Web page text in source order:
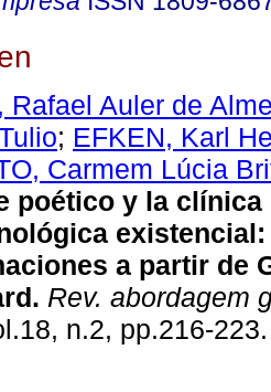
Rafael Auler de
; EFKEN, Karl
Carmem Lúcia
poético y la clínica
existencial:
a partir de
. Rev. abordagem
n.2, pp.216-